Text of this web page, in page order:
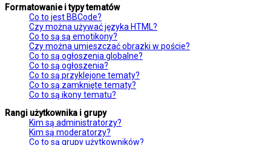
Formatowanie i typy tematów
Co to jest BBCode?
Czy można używać języka HTML?
Co to są są emotikony?
Czy można umieszczać obrazki w poście?
Co to są ogłoszenia globalne?
Co to są ogłoszenia?
Co to są przyklejone tematy?
Co to są zamknięte tematy?
Co to są ikony tematu?
Rangi użytkownika i grupy
Kim są administratorzy?
Kim są moderatorzy?
Co to są grupy użytkowników?